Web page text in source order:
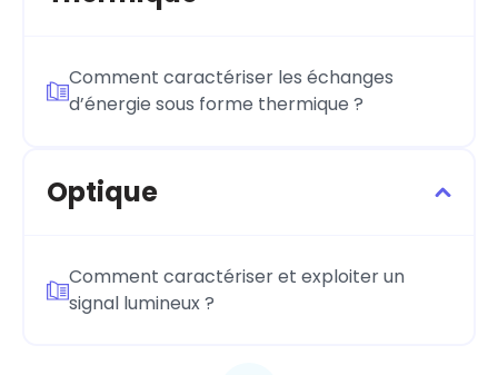
Comment caractériser les échanges
d’énergie sous forme thermique ?
Optique
Comment caractériser et exploiter un
signal lumineux ?